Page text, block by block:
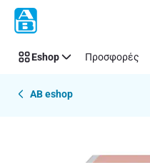
Παράλειψη
Eshop Προσφορές
AB eshop